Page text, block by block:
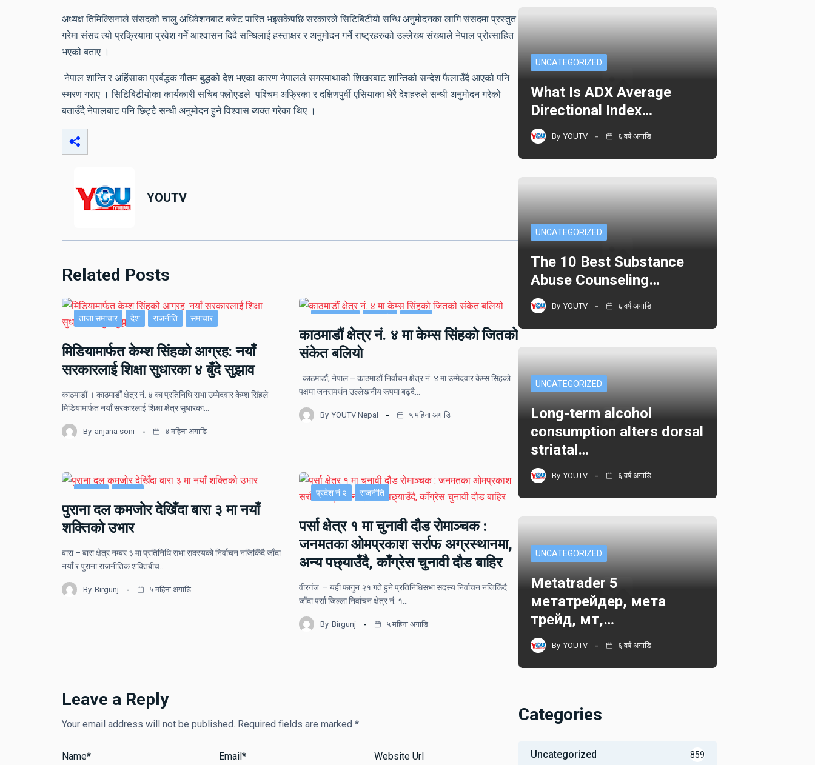
अध्यक्ष तिमिल्सिनाले संसदको चालु अधिवेशनबाट बजेट पारित भइसकेपछि सरकारले सिटिबिटीयो सन्धि अनुमोदनका लागि संसदमा प्रस्तुत
गरेमा संसद त्यो प्रक्रियामा प्रवेश गर्ने आश्वासन दिदै सन्धिलाई हस्ताक्षर र अनुमोदन गर्ने राष्ट्रहरुको उल्लेख्य संख्याले नेपाल प्रोत्साहित
भएको बताए ।
नेपाल शान्ति र अहिंसाका प्रर्बद्धक गौतम बुद्धको देश भएका कारण नेपालले सगरमाथाको शिखरबाट शान्तिको सन्देश फैलाउँदै आएको पनि
स्मरण गराए । सिटिबिटीयोका कार्यकारी सचिब फ्लोएडले पश्चिम अफ्रिका र दक्षिणपुर्वी एसियाका धेरै देशहरुले सन्धी अनुमोदन गरेको
बताउँदै नेपालबाट पनि छिट्टै सन्धी अनुमोदन हुने विश्वास ब्यक्त गरेका थिए ।
YOUTV
Related Posts
ताजा समाचार देश राजनीति समाचार
मिडियामार्फत केम्श सिंहको आग्रह: नयाँ
सरकारलाई शिक्षा सुधारका ४ बुँदे सुझाव
काठमाडौं । काठमाडौं क्षेत्र नं. ४ का प्रतिनिधि सभा उम्मेदवार केम्श सिंहले
मिडियामार्फत नयाँ सरकारलाई शिक्षा क्षेत्र सुधारका…
By anjana soni ४ महिना अगाडि
काठमाडौं क्षेत्र नं. ४ मा केम्स सिंहको जितको
संकेत बलियो
काठमाडौं, नेपाल – काठमाडौं निर्वाचन क्षेत्र नं. ४ मा उम्मेदवार केम्स सिंहको
पक्षमा जनसमर्थन उल्लेखनीय रूपमा बढ्दै…
By YOUTV Nepal ५ महिना अगाडि
पुराना दल कमजोर देखिँदा बारा ३ मा नयाँ
शक्तिको उभार
बारा – बारा क्षेत्र नम्बर ३ मा प्रतिनिधि सभा सदस्यको निर्वाचन नजिकिँदै जाँदा
नयाँ र पुराना राजनीतिक शक्तिबीच…
By Birgunj ५ महिना अगाडि
प्रदेश नं २ राजनीति
पर्सा क्षेत्र १ मा चुनावी दौड रोमाञ्चक :
जनमतका ओमप्रकाश सर्राफ अग्रस्थानमा,
अन्य पछ्याउँदै, काँग्रेस चुनावी दौड बाहिर
वीरगंज – यही फागुन २१ गते हुने प्रतिनिधिसभा सदस्य निर्वाचन नजिकिँदै
जाँदा पर्सा जिल्ला निर्वाचन क्षेत्र नं. १…
By Birgunj ५ महिना अगाडि
Leave a Reply
Your email address will not be published. Required fields are marked *
Name* Email* Website Url
UNCATEGORIZED
What Is ADX Average
Directional Index…
By YOUTV ६ वर्ष अगाडि
UNCATEGORIZED
The 10 Best Substance
Abuse Counseling…
By YOUTV ६ वर्ष अगाडि
UNCATEGORIZED
Long-term alcohol
consumption alters dorsal
striatal…
By YOUTV ६ वर्ष अगाडि
UNCATEGORIZED
Metatrader 5
метатрейдер, мета
трейд, мт,…
By YOUTV ६ वर्ष अगाडि
Categories
Uncategorized 859